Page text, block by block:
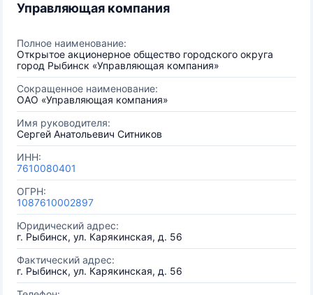
Управляющая компания
Полное наименование:
Открытое акционерное общество городского округа
город Рыбинск «Управляющая компания»
Сокращенное наименование:
ОАО «Управляющая компания»
Имя руководителя:
Сергей Анатольевич Ситников
ИНН:
7610080401
ОГРН:
1087610002897
Юридический адрес:
г. Рыбинск, ул. Карякинская, д. 56
Фактический адрес:
г. Рыбинск, ул. Карякинская, д. 56